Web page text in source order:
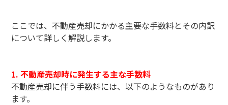
ここでは、不動産売却にかかる主要な手数料とその内訳
について詳しく解説します。
1. 不動産売却時に発生する主な手数料
不動産売却に伴う手数料には、以下のようなものがあり
ます。